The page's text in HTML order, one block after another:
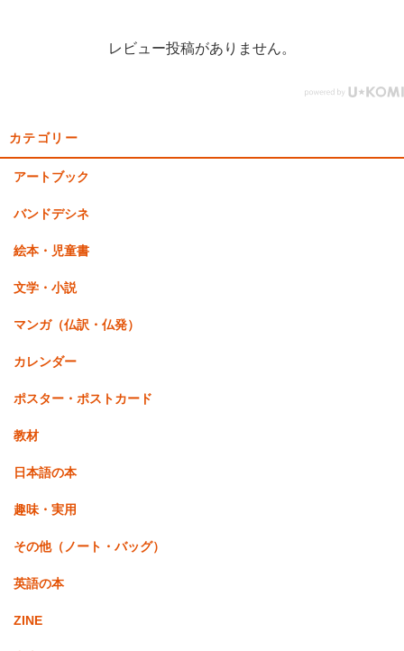
レビュー投稿がありません。
カテゴリー
アートブック
バンドデシネ
絵本・児童書
文学・小説
マンガ（仏訳・仏発）
カレンダー
ポスター・ポストカード
教材
日本語の本
趣味・実用
その他（ノート・バッグ）
英語の本
ZINE